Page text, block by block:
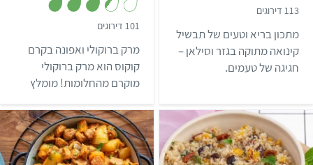
113 דירוגים
.
1
מ
ת
ו
מתכון בריא וטעים של תבשיל
קינואה מתוקה בגזר וסילאן –
חגיגה של טעמים.
101 דירוגים
.
4
מ
ת
ו
מרק ברוקולי ואפונה בקרם
קוקוס הוא מרק ברוקולי
מוקרם מהחלומות! מומלץ
בכל יום קריר.